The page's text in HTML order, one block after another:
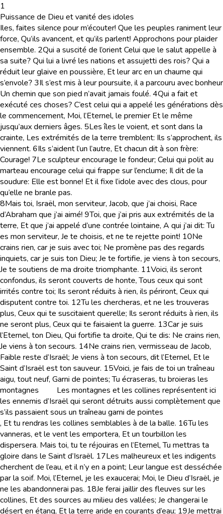
1
Puissance de Dieu et vanité des idoles
Iles, faites silence pour m’écouter! Que les peuples raniment leur
force, Qu’ils avancent, et qu’ils parlent! Approchons pour plaider
ensemble. 2Qui a suscité de l’orient Celui que le salut appelle à
sa suite? Qui lui a livré les nations et assujetti des rois? Qui a
réduit leur glaive en poussière, Et leur arc en un chaume qui
s’envole? 3Il s’est mis à leur poursuite, il a parcouru avec bonheur
Un chemin que son pied n’avait jamais foulé. 4Qui a fait et
exécuté ces choses? C’est celui qui a appelé les générations dès
le commencement, Moi, l’Eternel, le premier Et le même
jusqu’aux derniers âges. 5Les îles le voient, et sont dans la
crainte, Les extrémités de la terre tremblent: Ils s’approchent, ils
viennent. 6Ils s’aident l’un l’autre, Et chacun dit à son frère:
Courage! 7Le sculpteur encourage le fondeur; Celui qui polit au
marteau encourage celui qui frappe sur l’enclume; Il dit de la
soudure: Elle est bonne! Et il fixe l’idole avec des clous, pour
qu’elle ne branle pas.
8Mais toi, Israël, mon serviteur, Jacob, que j’ai choisi, Race
d’Abraham que j’ai aimé! 9Toi, que j’ai pris aux extrémités de la
terre, Et que j’ai appelé d’une contrée lointaine, A qui j’ai dit: Tu
es mon serviteur, Je te choisis, et ne te rejette point! 10Ne
crains rien, car je suis avec toi; Ne promène pas des regards
inquiets, car je suis ton Dieu; Je te fortifie, je viens à ton secours,
Je te soutiens de ma droite triomphante. 11Voici, ils seront
confondus, ils seront couverts de honte, Tous ceux qui sont
irrités contre toi; Ils seront réduits à rien, ils périront, Ceux qui
disputent contre toi. 12Tu les chercheras, et ne les trouveras
plus, Ceux qui te suscitaient querelle; Ils seront réduits à rien, ils
ne seront plus, Ceux qui te faisaient la guerre. 13Car je suis
l’Eternel, ton Dieu, Qui fortifie ta droite, Qui te dis: Ne crains rien,
Je viens à ton secours. 14Ne crains rien, vermisseau de Jacob,
Faible reste d’Israël; Je viens à ton secours, dit l’Eternel, Et le
Saint d’Israël est ton sauveur. 15Voici, je fais de toi un traîneau
aigu, tout neuf, Garni de pointes; Tu écraseras, tu broieras les
montagnes
Les montagnes et les collines représentent ici
les ennemis d’Israël qui seront détruits aussi complètement que
s’ils passaient sous un traîneau garni de pointes
, Et tu rendras les collines semblables à de la balle. 16Tu les
vanneras, et le vent les emportera, Et un tourbillon les
dispersera. Mais toi, tu te réjouiras en l’Eternel, Tu mettras ta
gloire dans le Saint d’Israël. 17Les malheureux et les indigents
cherchent de l’eau, et il n’y en a point; Leur langue est desséchée
par la soif. Moi, l’Eternel, je les exaucerai; Moi, le Dieu d’Israël, je
ne les abandonnerai pas. 18Je ferai jaillir des fleuves sur les
collines, Et des sources au milieu des vallées; Je changerai le
désert en étang, Et la terre aride en courants d’eau; 19Je mettrai